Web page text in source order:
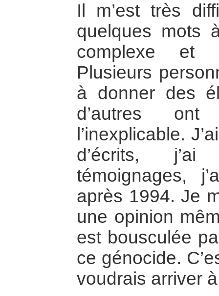
Il m’est très
quelques mots
complexe et
Plusieurs
à donner des
d’autres ont
l’inexplicable.
d’écrits, j’ai
témoignages,
après 1994. Je
une opinion
est bousculée
ce génocide.
voudrais arriver